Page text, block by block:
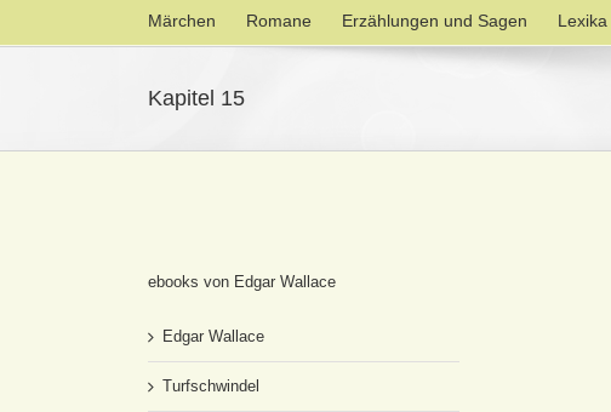
Märchen Romane Erzählungen und Sagen Lexika
Kapitel 15
ebooks von Edgar Wallace
Edgar Wallace
Turfschwindel